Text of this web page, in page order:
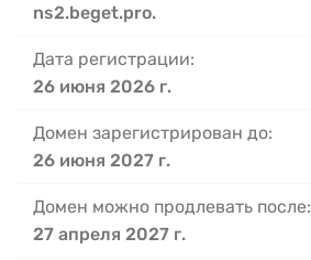
ns2.beget.pro.
Дата регистрации:
26 июня 2026 г.
Домен зарегистрирован до:
26 июня 2027 г.
Домен можно продлевать после:
27 апреля 2027 г.